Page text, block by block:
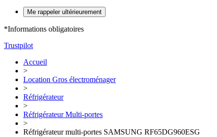
Me rappeler ultérieurement
*Informations obligatoires
Trustpilot
Accueil
>
Location Gros électroménager
>
Réfrigérateur
>
Réfrigérateur Multi-portes
>
Réfrigérateur multi-portes SAMSUNG RF65DG960ESG